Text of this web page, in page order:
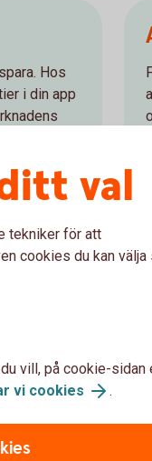
Hos
i din app
handlar du
kan köpa
i internetbanken
val
tekniker för att
cookies du kan välja
vill, på cookie-sidan
vi cookies .